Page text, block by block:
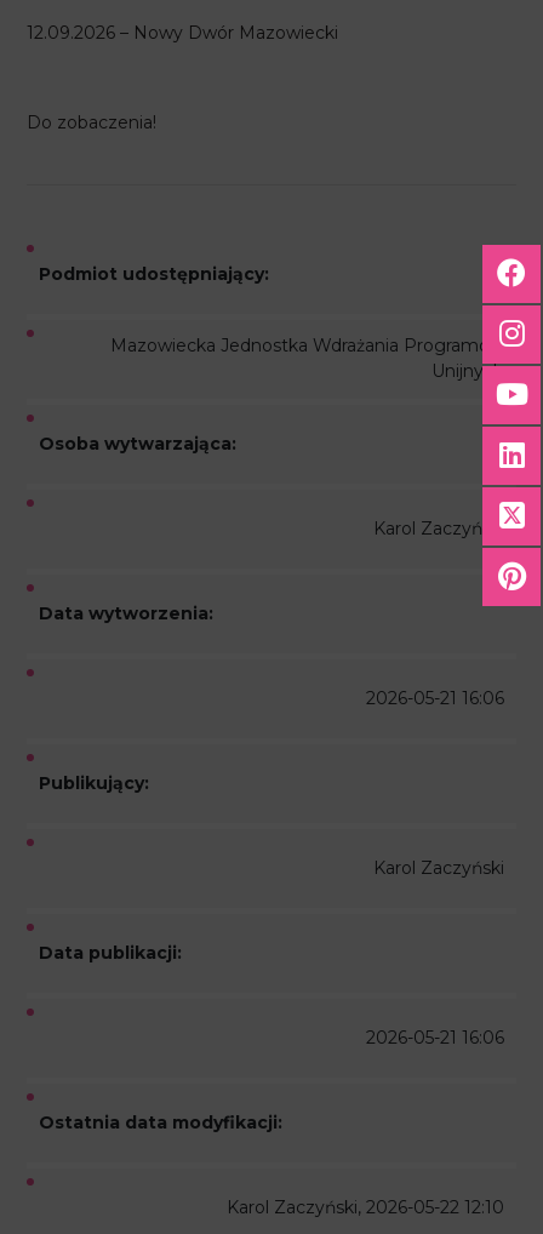
12.09.2026 – Nowy Dwór Mazowiecki
Do zobaczenia!
Podmiot udostępniający:
Mazowiecka Jednostka Wdrażania Programów
Unijnych
Osoba wytwarzająca:
Karol Zaczyński
Data wytworzenia:
2026-05-21 16:06
Publikujący:
Karol Zaczyński
Data publikacji:
2026-05-21 16:06
Ostatnia data modyfikacji:
Karol Zaczyński, 2026-05-22 12:10